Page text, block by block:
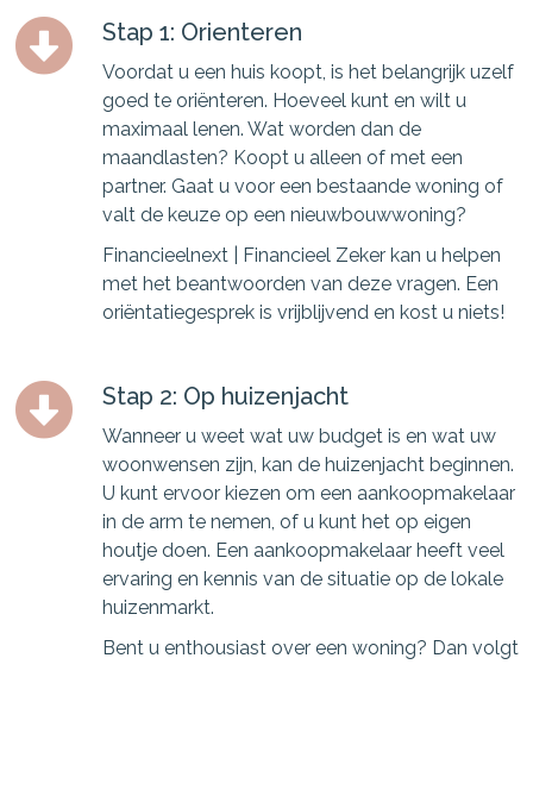
Stap 1: Orienteren
Voordat u een huis koopt, is het belangrijk uzelf
goed te oriënteren. Hoeveel kunt en wilt u
maximaal lenen. Wat worden dan de
maandlasten? Koopt u alleen of met een
partner. Gaat u voor een bestaande woning of
valt de keuze op een nieuwbouwwoning?
Financieelnext | Financieel Zeker kan u helpen
met het beantwoorden van deze vragen. Een
oriëntatiegesprek is vrijblijvend en kost u niets!
Stap 2: Op huizenjacht
Wanneer u weet wat uw budget is en wat uw
woonwensen zijn, kan de huizenjacht beginnen.
U kunt ervoor kiezen om een aankoopmakelaar
in de arm te nemen, of u kunt het op eigen
houtje doen. Een aankoopmakelaar heeft veel
ervaring en kennis van de situatie op de lokale
huizenmarkt.
Bent u enthousiast over een woning? Dan volgt